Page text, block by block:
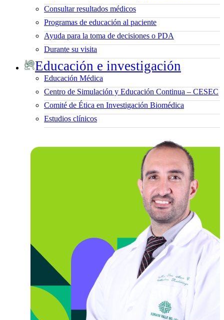
Consultar resultados médicos
Programas de educación al paciente
Ayuda para la toma de decisiones o PDA
Durante su visita
Educación e investigación
Educación Médica
Centro de Simulación y Educación Continua – CESEC
Comité de Ética en Investigación Biomédica
Estudios clínicos